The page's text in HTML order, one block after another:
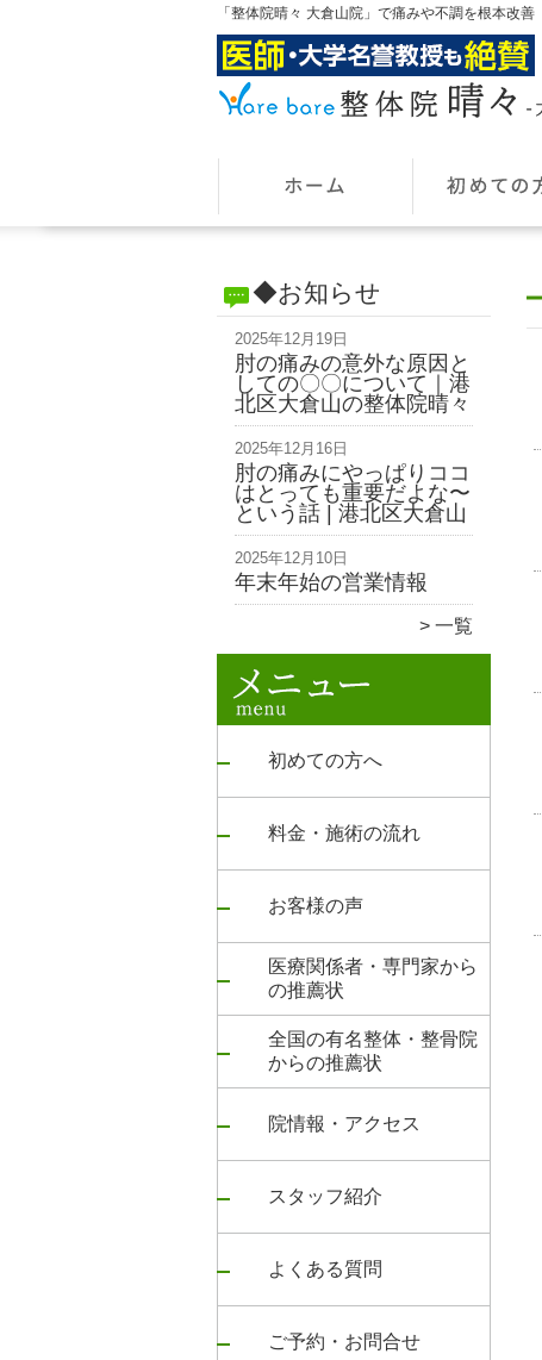
「整体院晴々 大倉山院」で痛みや不調を根本改善
◆お知らせ
2025年12月19日
肘の痛みの意外な原因と
しての〇〇について｜港
北区大倉山の整体院晴々
2025年12月16日
肘の痛みにやっぱりココ
はとっても重要だよな〜
という話 | 港北区大倉山
2025年12月10日
年末年始の営業情報
一覧
初めての方へ
料金・施術の流れ
お客様の声
医療関係者・専門家から
の推薦状
全国の有名整体・整骨院
からの推薦状
院情報・アクセス
スタッフ紹介
よくある質問
ご予約・お問合せ